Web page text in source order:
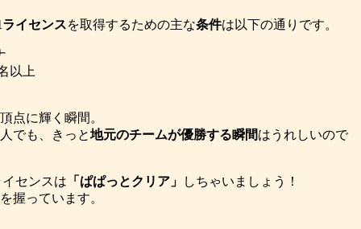
ライセンスを取得するための主な条件は以下の通りです。
以上
点に輝く瞬間。
でも、きっと地元のチームが優勝する瞬間はうれしいので
センスは 「ぱぱっとクリア」
しちゃいましょう！
握っています。